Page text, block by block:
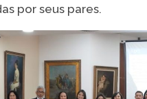
por seus pares.